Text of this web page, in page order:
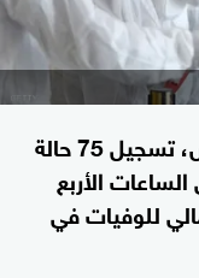
أعلنت وزارة الصحة الإيرانية، الخميس، تسجيل 75 حالة
الأربع
للوفيات في